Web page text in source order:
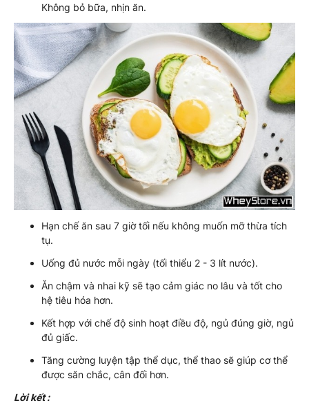
Không bỏ bữa, nhịn ăn.
Hạn chế ăn sau 7 giờ tối nếu không muốn mỡ thừa tích
tụ.
Uống đủ nước mỗi ngày (tối thiểu 2 - 3 lít nước).
Ăn chậm và nhai kỹ sẽ tạo cảm giác no lâu và tốt cho
hệ tiêu hóa hơn.
Kết hợp với chế độ sinh hoạt điều độ, ngủ đúng giờ, ngủ
đủ giấc.
Tăng cường luyện tập thể dục, thể thao sẽ giúp cơ thể
được săn chắc, cân đối hơn.
Lời kết :